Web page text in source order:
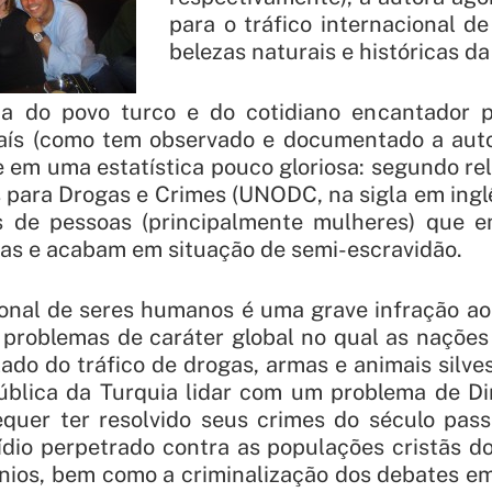
para o tráfico internacional
belezas naturais e históricas
do povo turco e do cotidiano encantador
(como tem observado e documentado a
em uma estatística pouco gloriosa: segundo
Drogas e Crimes (UNODC, na sigla em
de pessoas (principalmente mulheres) que
e acabam em situação de semi-escravidão.
de seres humanos é uma grave infração
de caráter global no qual as
do tráfico de drogas, armas e animais
da Turquia lidar com um problema de
ter resolvido seus crimes do século
perpetrado contra as populações cristãs
bem como a criminalização dos debates